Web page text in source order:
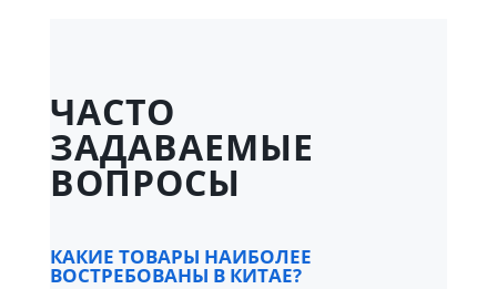
ЧАСТО
ЗАДАВАЕМЫЕ
ВОПРОСЫ
КАКИЕ ТОВАРЫ НАИБОЛЕЕ
ВОСТРЕБОВАНЫ В КИТАЕ?